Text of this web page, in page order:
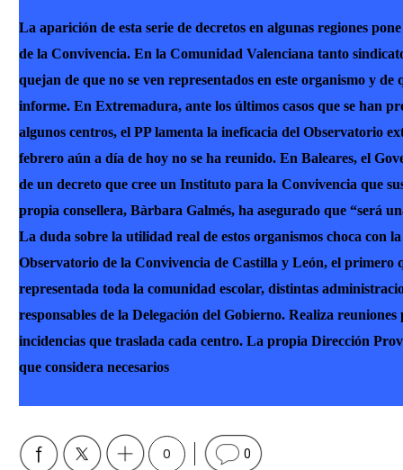
La aparición de esta serie de decretos en algunas regiones
de la Convivencia. En la Comunidad Valenciana tanto
quejan de que no se ven representados en este organismo y
informe. En Extremadura, ante los últimos casos que se han
algunos centros, el PP lamenta la ineficacia del Observatorio
febrero aún a día de hoy no se ha reunido. En Baleares, el
de un decreto que cree un Instituto para la Convivencia que
propia consellera, Bàrbara Galmés, ha asegurado que “será
La duda sobre la utilidad real de estos organismos choca con
Observatorio de la Convivencia de Castilla y León, el primero
representada toda la comunidad escolar, distintas
responsables de la Delegación del Gobierno. Realiza reuniones
incidencias que traslada cada centro. La propia Dirección
que considera necesarios
0 0